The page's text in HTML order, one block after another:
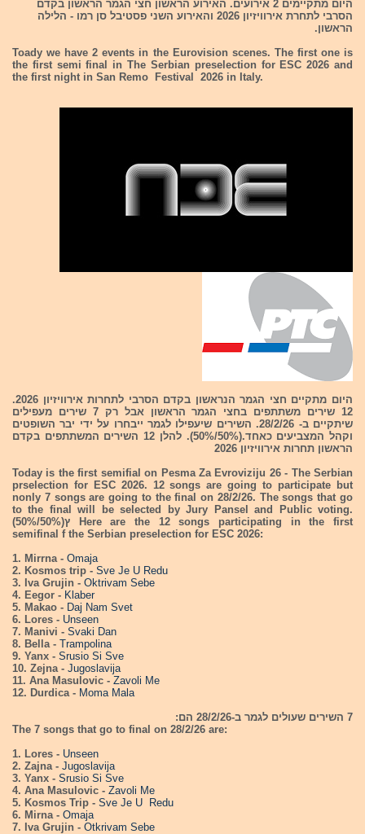
היום מתקיימים 2 אירועים. האירוע הראשון חצי הגמר הראשון בקדם
הסרבי לתחרת אירוויזיון 2026 והאירוע השני פסטיבל סן רמו - הלילה
הראשון.
Toady we have 2 events in the Eurovision scenes. The first one is
the first semi final in The Serbian preselection for ESC 2026 and
the first night in San Remo Festival 2026 in Italy.
היום מתקיים חצי הגמר הנראשון בקדם הסרבי לתחרות אירוויזיון 2026.
12 שירים משתתפים בחצי הגמר הראשון אבל רק 7 שירים מעפילים
שיתקיים ב- 28/2/26. השירים שיעפילו לגמר ייבחרו על ידי יבר השופטים
וקהל המצביעים כאחד.(50%/50%). להלן 12 השירים המשתתפים בקדם
הראשון תחרות אירוויזיון 2026
Today is the first semifial on Pesma Za Evroviziju 26 - The Serbian
prselection for ESC 2026. 12 songs are going to participate but
nonly 7 songs are going to the final on 28/2/26. The songs that go
to the final will be selected by Jury Pansel and Public voting.
(50%/50%)ץ Here are the 12 songs participating in the first
semifinal f the Serbian preselection for ESC 2026:
1. Mirrna - Omaja
2. Kosmos trip - Sve Je U Redu
3. Iva Grujin - Oktrivam Sebe
4. Eegor - Klaber
5. Makao - Daj Nam Svet
6. Lores - Unseen
7. Manivi - Svaki Dan
8. Bella - Trampolina
9. Yanx - Srusio Si Sve
10. Zejna - Jugoslavija
11. Ana Masulovic - Zavoli Me
12. Durdica - Moma Mala
7 השירים שעולים לגמר ב-28/2/26 הם:
The 7 songs that go to final on 28/2/26 are:
1. Lores - Unseen
2. Zajna - Jugoslavija
3. Yanx - Srusio Si Sve
4. Ana Masulovic - Zavoli Me
5. Kosmos Trip - Sve Je U Redu
6. Mirna - Omaja
7. Iva Grujin - Otkrivam Sebe